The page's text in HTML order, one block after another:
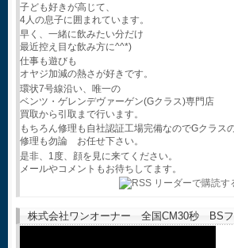
子ども好きが高じて、
4人の息子に囲まれています。
早く、一緒に飲みたい分だけ
最近控え目な飲み方に^^*)
仕事も遊びも
オヤジ加減の熱さが好きです。
環状7号線沿い、唯一の
ベンツ・ゲレンデヴァーゲン(Gクラス)専門店
買取から引取まで行います。
もちろん修理も自社認証工場完備なのでGクラス
修理も勿論 お任せ下さい。
是非、1度、顔を見に来てください。
メールやコメントもお待ちしてます。
株式会社ワンオーナー 全国CM30秒 BSフ